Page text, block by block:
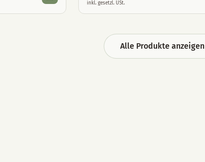
inkl. gesetzl. USt.
Alle Produkte anzeigen